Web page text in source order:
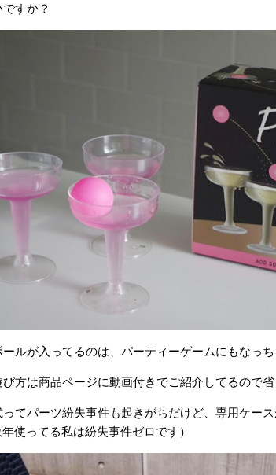
すか？
ルが入ってるのは、パーティーゲームにもなっち
方は商品ページに動画付きでご紹介してるので
てパーツ紛失事件も起きがちだけど、専用ケース
使ってる私は紛失事件ゼロです）